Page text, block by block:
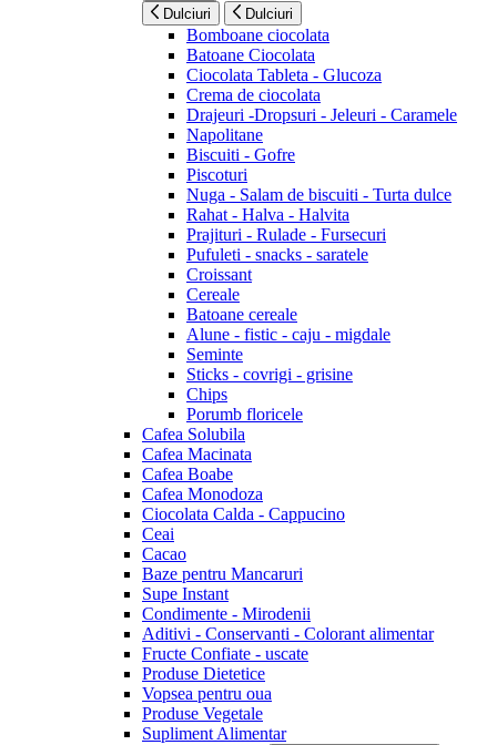
Dulciuri Dulciuri
Bomboane ciocolata
Batoane Ciocolata
Ciocolata Tableta - Glucoza
Crema de ciocolata
Drajeuri -Dropsuri - Jeleuri - Caramele
Napolitane
Biscuiti - Gofre
Piscoturi
Nuga - Salam de biscuiti - Turta dulce
Rahat - Halva - Halvita
Prajituri - Rulade - Fursecuri
Pufuleti - snacks - saratele
Croissant
Cereale
Batoane cereale
Alune - fistic - caju - migdale
Seminte
Sticks - covrigi - grisine
Chips
Porumb floricele
Cafea Solubila
Cafea Macinata
Cafea Boabe
Cafea Monodoza
Ciocolata Calda - Cappucino
Ceai
Cacao
Baze pentru Mancaruri
Supe Instant
Condimente - Mirodenii
Aditivi - Conservanti - Colorant alimentar
Fructe Confiate - uscate
Produse Dietetice
Vopsea pentru oua
Produse Vegetale
Supliment Alimentar